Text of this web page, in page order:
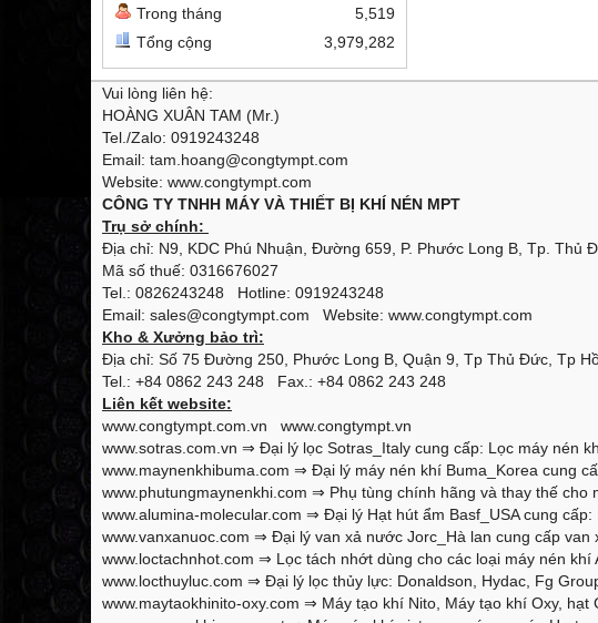
Trong tháng
5,519
Tổng cộng
3,979,282
Vui lòng liên hệ:
HOÀNG XUÂN TAM (Mr.)
Tel./Zalo: 0919243248
Email: tam.hoang@congtympt.com
Website: www.congtympt.com
CÔNG TY TNHH MÁY VÀ THIẾT BỊ KHÍ NÉN MPT
Trụ sở chính:
Địa chỉ: N9, KDC Phú Nhuận, Đường 659, P. Phước Long B, Tp. Thủ
Mã số thuế: 0316676027
Tel.: 0826243248 Hotline: 0919243248
Email: sales@congtympt.com Website: www.congtympt.com
Kho & Xưởng bảo trì:
Địa chỉ: Số 75 Đường 250, Phước Long B, Quận 9, Tp Thủ Đức, Tp
Tel.: +84 0862 243 248 Fax.: +84 0862 243 248
Liên kết website:
www.congtympt.com.vn
www.congtympt.vn
www.sotras.com.vn ⇒ Đại lý lọc Sotras_Italy cung cấp: Lọc máy nén
www.maynenkhibuma.com ⇒ Đại lý máy nén khí Buma_Korea cung
www.phutungmaynenkhi.com ⇒ Phụ tùng chính hãng và thay thế cho
www.alumina-molecular.com ⇒ Đại lý Hạt hút ẩm Basf_USA cung cấp:
www.vanxanuoc.com ⇒ Đại lý van xả nước Jorc_Hà lan cung cấp van
www.loctachnhot.com ⇒ Lọc tách nhớt dùng cho các loại máy nén khí
www.locthuyluc.com ⇒ Đại lý lọc thủy lực: Donaldson, Hydac, Fg
www.maytaokhinito-oxy.com ⇒ Máy tạo khí Nito, Máy tạo khí Oxy, hạt